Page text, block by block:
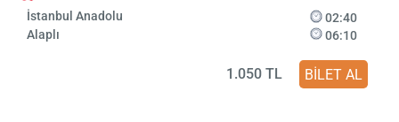
İstanbul Anadolu
Alaplı
02:40
06:10
1.050 TL BİLET AL